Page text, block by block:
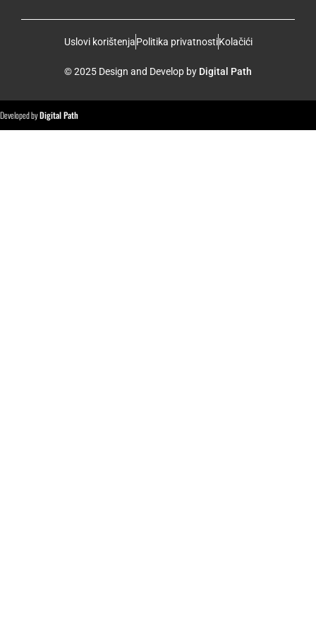
Uslovi korištenjaPolitika privatnostiKolačići
© 2025 Design and Develop by Digital Path
Developed byDigital Path